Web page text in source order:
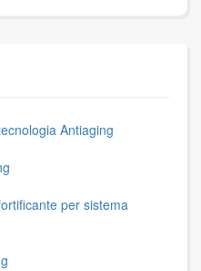
Antiaging
per sistema